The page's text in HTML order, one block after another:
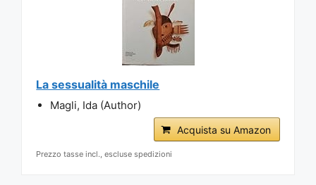
La sessualità maschile
Magli, Ida (Author)
Acquista su Amazon
Prezzo tasse incl., escluse spedizioni